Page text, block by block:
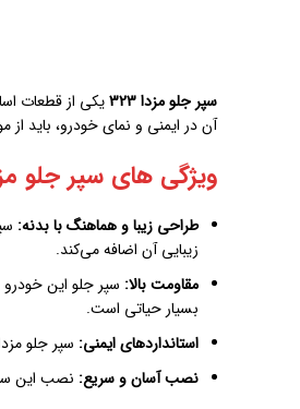
سپر جلو مزدا 323
یکی از قطعات
آن در ایمنی و نمای خودرو، باید از
ویژگی های سپر جلو مزدا
طراحی زیبا و هماهنگ با بدنه:
زیبایی آن اضافه می‌کند.
مقاومت بالا: سپر جلو این
بسیار حیاتی است.
استانداردهای ایمنی: سپر جلو مزدا 323 به گونه‌ای طراحی شده که عملکرد ایمنی را در مواقع ضروری به بهترین نحو ارائه می‌دهد، به ویژه در تصادفات خفیف، آسیب به سایر قسمت‌های
نصب آسان و سریع: نصب این